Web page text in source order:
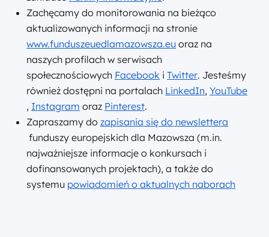
Zachęcamy do monitorowania na bieżąco
aktualizowanych informacji na stronie
www.funduszeuedlamazowsza.eu oraz na
naszych profilach w serwisach
społecznościowych Facebook i Twitter. Jesteśmy
również dostępni na portalach LinkedIn, YouTube
, Instagram oraz Pinterest.
Zapraszamy do zapisania się do newslettera
funduszy europejskich dla Mazowsza (m.in.
najważniejsze informacje o konkursach i
dofinansowanych projektach), a także do
systemu powiadomień o aktualnych naborach